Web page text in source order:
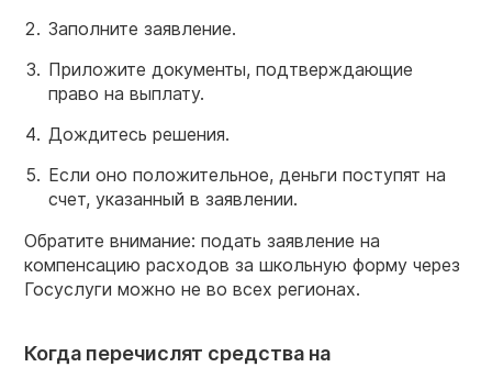
Заполните заявление.
Приложите документы, подтверждающие
право на выплату.
Дождитесь решения.
Если оно положительное, деньги поступят на
счет, указанный в заявлении.
Обратите внимание: подать заявление на
компенсацию расходов за школьную форму через
Госуслуги можно не во всех регионах.
Когда перечислят средства на